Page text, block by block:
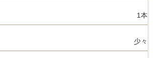
1本
少々